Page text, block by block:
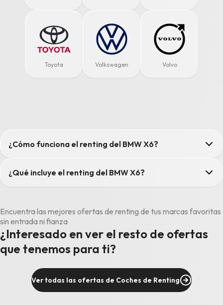
Toyota Volkswagen Volvo
¿Cómo funciona el renting del BMW X6?
¿Qué incluye el renting del BMW X6?
Encuentra las mejores ofertas de renting de tus marcas favoritas
sin entrada ni fianza
¿Interesado en ver el resto de ofertas
que tenemos para ti?
Ver todas las ofertas de Coches de Renting